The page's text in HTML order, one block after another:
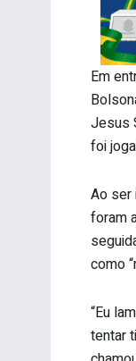
Em
Jesus
foi
Ao ser
foram
como
“Eu
tentar